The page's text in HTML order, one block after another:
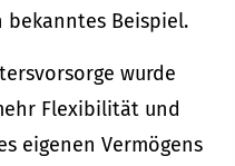
bekanntes Beispiel.
wurde
Flexibilität und
eigenen Vermögens